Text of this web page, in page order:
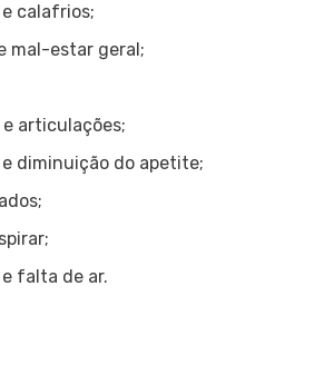
calafrios;
mal-estar geral;
articulações;
diminuição do apetite;
falta de ar.